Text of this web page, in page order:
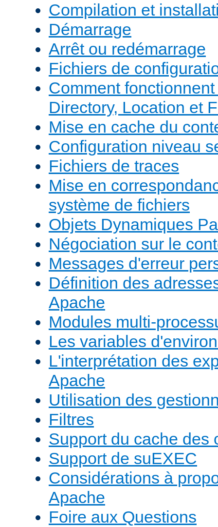
Compilation et
Démarrage
Arrêt ou redémarrage
Fichiers de
Comment
Directory, Location et
Mise en cache du
Configuration niveau
Fichiers de traces
Mise en
système de fichiers
Objets Dynamiques
Négociation sur le
Messages d'erreur
Définition des
Apache
Modules multi-
Les variables
L'interprétation des
Apache
Utilisation des
Filtres
Support du cache des
Support de suEXEC
Considérations à
Apache
Foire aux Questions